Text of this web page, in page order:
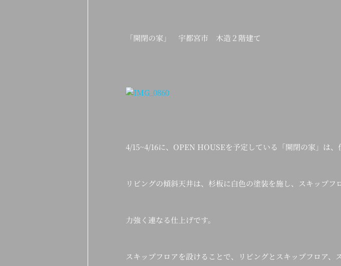
「開閉の家」 宇都宮市 木造２階建て
4/15~4/16に、OPEN HOUSEを予定している「開閉の家」は、
リビングの傾斜天井は、杉板に白色の塗装を施し、スキップフ
力強く連なる仕上げです。
スキップフロアを設けることで、リビングとスキップフロア、